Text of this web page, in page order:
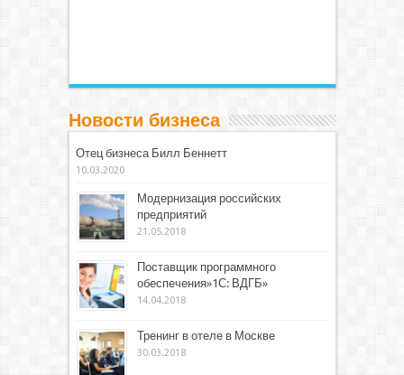
Новости бизнеса
Отец бизнеса Билл Беннетт
10.03.2020
Модернизация российских
предприятий
21.05.2018
Поставщик программного
обеспечения»1С: ВДГБ»
14.04.2018
Тренинг в отеле в Москве
30.03.2018